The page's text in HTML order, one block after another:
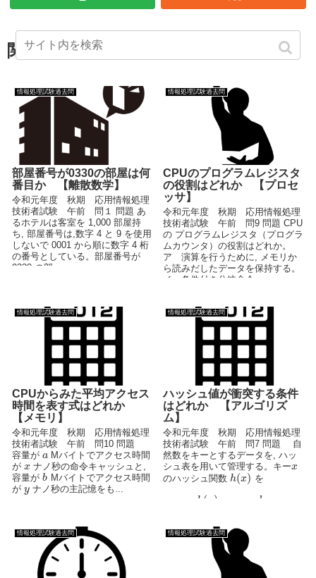
関連記事
情報処理試験過去問
部屋番号が0330の部屋は何
番目か 【離散数学】
令和元年度 秋期 応用情報処理
技術者試験 午前 問１ 問題 あ
るホテルは客室を 1,000 部屋持
ち, 部屋番号は,数字 4 と 9 を使用
しないで 0001 から順に数字 4 桁
の番号としている。部屋番号が
0330 の部...
情報処理試験過去問
CPUのプログラムレジスタ
の役割はどれか 【プロセ
ッサ】
令和元年度 秋期 応用情報処理
技術者試験 午前 問9 問題 CPU
の プログラムレジスタ（プログラ
ムカウンタ）の役割はどれか。
ア 演算を行うために, メモリか
ら読みだしたデータを保持する。
イ 条件付き分岐命令...
情報処理試験過去問
CPUからみた平均アクセス
時間を表す式はどれか
【メモリ】
令和元年度 秋期 応用情報処理
技術者試験 午前 問10 問題
容量がa Mバイトでアクセス時間
がx ナノ秒の命令キャッシュと,
容量がb Mバイトでアクセス時間
がy ナノ秒の主記憶をも...
情報処理試験過去問
ハッシュ値が衝突する条件
はどれか 【アルゴリズ
ム】
令和元年度 秋期 応用情報処理
技術者試験 午前 問7 問題 自
然数をキーとするデータを, ハッ
シュ表を用いて管理する。キーx
のハッシュ関数 h(x) を
h ( ) d
情報処理試験過去問 情報処理試験過去問